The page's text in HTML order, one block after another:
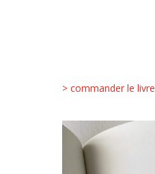
> commander le livre